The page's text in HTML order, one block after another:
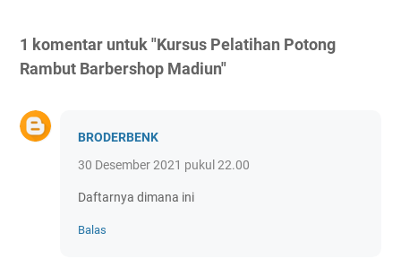
1 komentar untuk "Kursus Pelatihan Potong
Rambut Barbershop Madiun"
BRODERBENK
30 Desember 2021 pukul 22.00
Daftarnya dimana ini
Balas